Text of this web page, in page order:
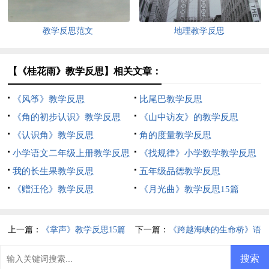
教学反思范文 地理教学反思
【《桂花雨》教学反思】相关文章：
《风筝》教学反思
比尾巴教学反思
《角的初步认识》教学反思
《山中访友》的教学反思
《认识角》教学反思
角的度量教学反思
小学语文二年级上册教学反思
《找规律》小学数学教学反思
我的长生果教学反思
五年级品德教学反思
《赠汪伦》教学反思
《月光曲》教学反思15篇
上一篇： 《掌声》教学反思15篇 下一篇： 《跨越海峡的生命桥》语